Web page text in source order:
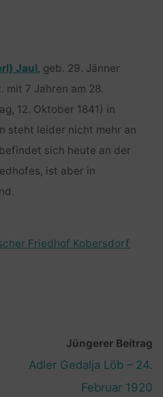
Jaul, geb. 29. Jänner
mit 7 Jahren am 28.
12. Oktober 1841) in
steht leider nicht mehr an
sich heute an der
ist aber in
Friedhof Kobersdorf
Jüngerer Beitrag
Adler Gedalja Löb – 24.
Februar 1920